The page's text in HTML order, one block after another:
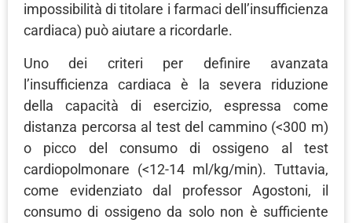
impossibilità di titolare i farmaci dell’insufficienza
cardiaca) può aiutare a ricordarle.
Uno dei criteri per definire avanzata
l’insufficienza cardiaca è la severa riduzione
della capacità di esercizio, espressa come
distanza percorsa al test del cammino (<300 m)
o picco del consumo di ossigeno al test
cardiopolmonare (<12-14 ml/kg/min). Tuttavia,
come evidenziato dal professor Agostoni, il
consumo di ossigeno da solo non è sufficiente